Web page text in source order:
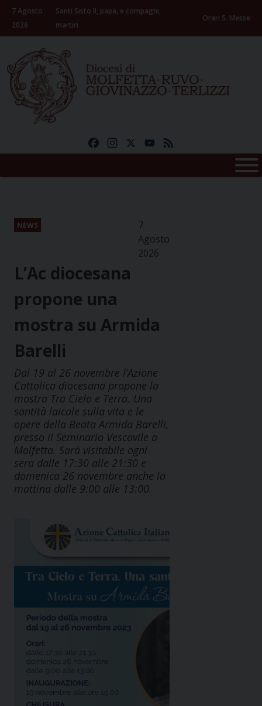
Skip
content
7 Agosto
2026
Santi Sisto II, papa, e compagni,
martiri
Orari S. Messe
FacebookInstagramYouTube
NEWS
7
Agosto
2026
L’Ac diocesana
propone una
mostra su Armida
Barelli
Dal 19 al 26 novembre l’Azione
Cattolica diocesana propone la
mostra Tra Cielo e Terra. Una
santità laicale sulla vita e le
opere della Beata Armida Barelli,
presso il Seminario Vescovile a
Molfetta. Sarà visitabile ogni
sera dalle 17:30 alle 21:30 e
domenica 26 novembre anche la
mattina dalle 9:00 alle 13:00.